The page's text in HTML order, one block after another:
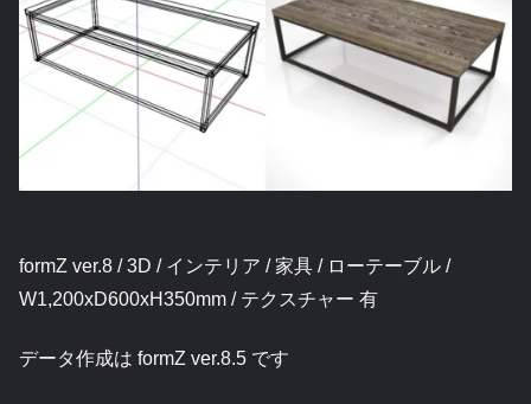
formZ ver.8 / 3D / インテリア / 家具 / ローテーブル /
W1,200xD600xH350mm / テクスチャー 有
データ作成は formZ ver.8.5 です